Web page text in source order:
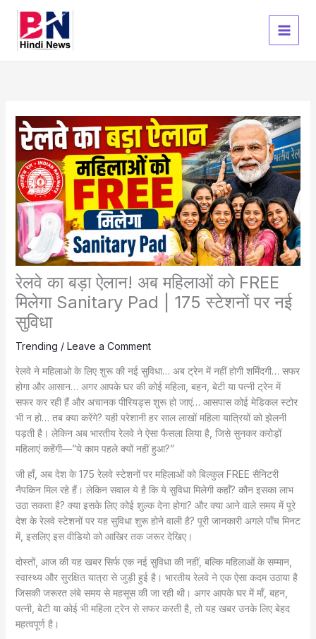
content
रेलवे का बड़ा ऐलान! अब महिलाओं को FREE
मिलेगा Sanitary Pad | 175 स्टेशनों पर नई
सुविधा
Trending / Leave a Comment
रेलवे ने महिलाओ के लिए शुरू की नई सुविधा… अब ट्रेन में नहीं होगी शर्मिंदगी… सफर
होगा और आसान… अगर आपके घर की कोई महिला, बहन, बेटी या पत्नी ट्रेन में
सफर कर रही हैं और अचानक पीरियड्स शुरू हो जाएं… आसपास कोई मेडिकल स्टोर
भी न हो… तब क्या करेंगे? यही परेशानी हर साल लाखों महिला यात्रियों को झेलनी
पड़ती है। लेकिन अब भारतीय रेलवे ने ऐसा फैसला लिया है, जिसे सुनकर करोड़ों
महिलाएं कहेंगी—”ये काम पहले क्यों नहीं हुआ?”
जी हाँ, अब देश के 175 रेलवे स्टेशनों पर महिलाओं को बिल्कुल FREE सैनिटरी
नैपकिन मिल रहे हैं। लेकिन सवाल ये है कि ये सुविधा मिलेगी कहाँ? कौन इसका लाभ
उठा सकता है? क्या इसके लिए कोई शुल्क देना होगा? और क्या आने वाले समय में पूरे
देश के रेलवे स्टेशनों पर यह सुविधा शुरू होने वाली है? पूरी जानकारी अगले पाँच मिनट
में, इसलिए इस वीडियो को आखिर तक जरूर देखिए।
दोस्तों, आज की यह खबर सिर्फ एक नई सुविधा की नहीं, बल्कि महिलाओं के सम्मान,
स्वास्थ्य और सुरक्षित यात्रा से जुड़ी हुई है। भारतीय रेलवे ने एक ऐसा कदम उठाया है
जिसकी जरूरत लंबे समय से महसूस की जा रही थी। अगर आपके घर में माँ, बहन,
पत्नी, बेटी या कोई भी महिला ट्रेन से सफर करती है, तो यह खबर उनके लिए बेहद
महत्वपूर्ण है।